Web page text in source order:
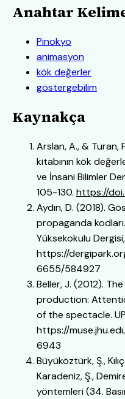
Anahtar
Pinokyo
animasyon
kök değerler
göstergebilim
Kaynakça
Arslan, A., & Turan,
kitabının kök
ve İnsani Bilimler
105-130. https://
Aydın, D. (2018).
propaganda
Yüksekokulu
https://
6655/584927
Beller, J. (2012).
production:
of the spectacle.
https://
6943
Büyüköztürk, Ş.,
Karadeniz, Ş.,
yöntemleri (34.